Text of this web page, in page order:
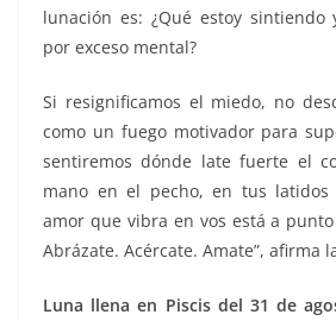
lunación es: ¿Qué estoy
por exceso mental?
Si resignificamos el miedo, no
como un fuego motivador para
sentiremos dónde late fuerte el
mano en el pecho, en tus latidos
amor que vibra en vos está a
Abrázate. Acércate. Amate”, afirma
Luna llena en Piscis del 31 de